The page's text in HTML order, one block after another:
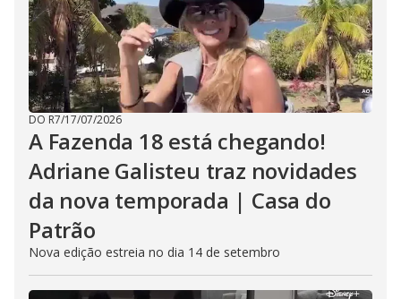
DO R7/17/07/2026
A Fazenda 18 está chegando!
Adriane Galisteu traz novidades
da nova temporada | Casa do
Patrão
Nova edição estreia no dia 14 de setembro